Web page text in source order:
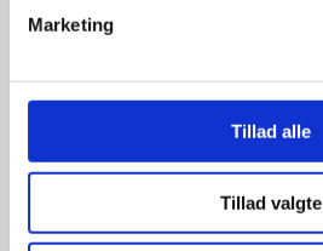
Marketing
Tillad alle
Tillad valgte
Udvalget er langt
idé til et konkret
helt særligt ønske,
forespørgsel til
så finder vi det helt
til en konkurrence